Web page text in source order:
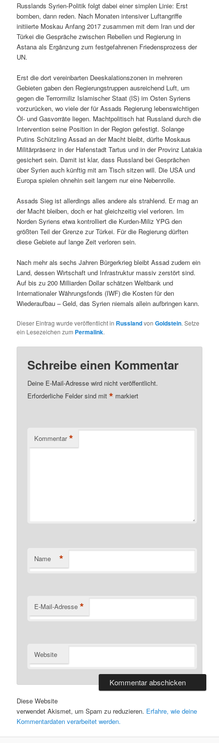
Russlands Syrien-Politik folgt dabei einer simplen Linie: Erst
bomben, dann reden. Nach Monaten intensiver Luftangriffe
initiierte Moskau Anfang 2017 zusammen mit dem Iran und der
Türkei die Gespräche zwischen Rebellen und Regierung in
Astana als Ergänzung zum festgefahrenen Friedensprozess der
UN.
Erst die dort vereinbarten Deeskalationszonen in mehreren
Gebieten gaben den Regierungstruppen ausreichend Luft, um
gegen die Terrormiliz Islamischer Staat (IS) im Osten Syriens
vorzurücken, wo viele der für Assads Regierung lebenswichtigen
Öl- und Gasvorräte liegen. Machtpolitisch hat Russland durch die
Intervention seine Position in der Region gefestigt. Solange
Putins Schützling Assad an der Macht bleibt, dürfte Moskaus
Militärpräsenz in der Hafenstadt Tartus und in der Provinz Latakia
gesichert sein. Damit ist klar, dass Russland bei Gesprächen
über Syrien auch künftig mit am Tisch sitzen will. Die USA und
Europa spielen ohnehin seit langem nur eine Nebenrolle.
Assads Sieg ist allerdings alles andere als strahlend. Er mag an
der Macht bleiben, doch er hat gleichzeitig viel verloren. Im
Norden Syriens etwa kontrolliert die Kurden-Miliz YPG den
größten Teil der Grenze zur Türkei. Für die Regierung dürften
diese Gebiete auf lange Zeit verloren sein.
Nach mehr als sechs Jahren Bürgerkrieg bleibt Assad zudem ein
Land, dessen Wirtschaft und Infrastruktur massiv zerstört sind.
Auf bis zu 200 Milliarden Dollar schätzen Weltbank und
Internationaler Währungsfonds (IWF) die Kosten für den
Wiederaufbau – Geld, das Syrien niemals allein aufbringen kann.
Dieser Eintrag wurde veröffentlicht in RusslandvonGoldstein. Setze
ein Lesezeichen zum Permalink.
Schreibe einen Kommentar
Deine E-Mail-Adresse wird nicht veröffentlicht.
Erforderliche Felder sind mit* markiert
Kommentar *
Name *
E-Mail-Adresse *
Website
Diese Website
verwendet Akismet, um Spam zu reduzieren. Erfahre, wie deine
Kommentardaten verarbeitet werden.